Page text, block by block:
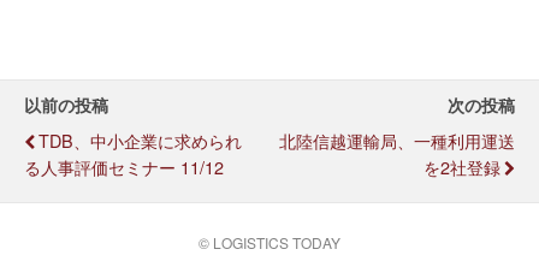
以前の投稿
TDB、中小企業に求められ
る人事評価セミナー 11/12
次の投稿
北陸信越運輸局、一種利用運送
を2社登録
© LOGISTICS TODAY